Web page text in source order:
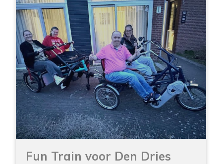
Fun Train voor Den Dries